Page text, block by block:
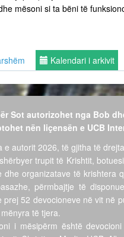
mësoni si ta bëni të
Kalendari i arkivit
Sot autorizohet nga Bob
nën liçensën e UCB
e autorit 2026, të gjitha të
trupit të Krishtit,
dhe organizatave të krishtera
përmbajtje të
prej 52 devocioneve në vit në
të tjera.
i mësipërm është